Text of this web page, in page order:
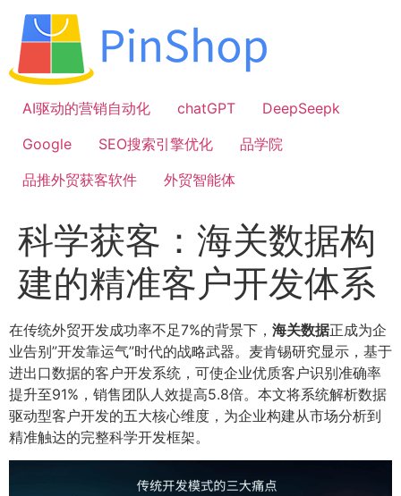
容
AI驱动的营销自动化
chatGPT
DeepSeepk
Google
SEO搜索引擎优化
品学院
品推外贸获客软件
外贸智能体
科学获客：海关数据构
建的精准客户开发体系
在传统外贸开发成功率不足7%的背景下， 海关数据正成为企
业告别”开发靠运气”时代的战略武器。麦肯锡研究显示，基于
进出口数据的客户开发系统，可使企业优质客户识别准确率
提升至91%，销售团队人效提高5.8倍。本文将系统解析数据
驱动型客户开发的五大核心维度，为企业构建从市场分析到
精准触达的完整科学开发框架。